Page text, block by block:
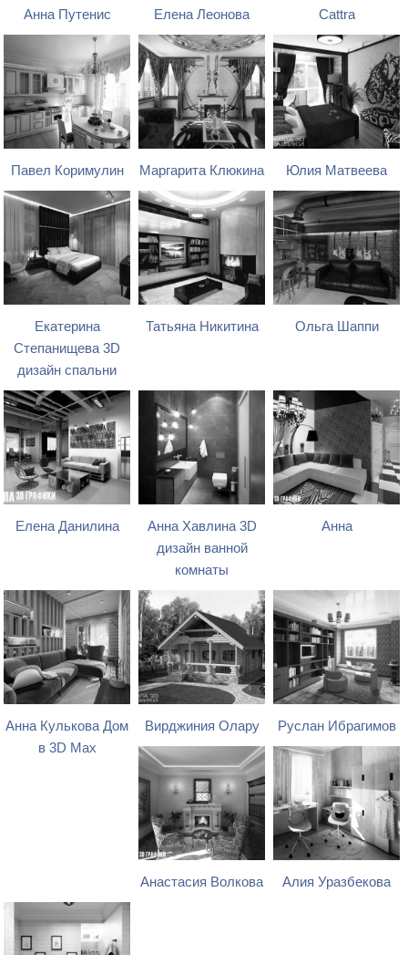
Анна Путенис Елена Леонова Cattra
Павел Коримулин Маргарита Клюкина Юлия Матвеева
Екатерина
Степанищева 3D
дизайн спальни
Татьяна Никитина Ольга Шаппи
Елена Данилина
Анна Хавлина 3D
дизайн ванной
комнаты
Анна
Анна Кулькова Дом
в 3D Max
Вирджиния Олару Руслан Ибрагимов
Анастасия Волкова Алия Уразбекова